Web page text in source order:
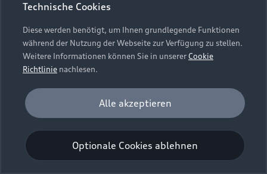
Bordbuch & Bedienungsanleitungen
Verträge kündigen
Vertrag widerrufen
Datenschutz
Audi erleben
Newsletter
Datenschutzinformation
Cookie-Richtlinie
Barrierefreiheit
Digital Services Act
EU Data Act
Embleme am Fahrzeug bei allen Abbildungen auf dieser
Webseite kann abweichen.
Technische Cookies
Diese werden benötigt, um Ihnen grundlegende Funktionen
während der Nutzung der Webseite zur Verfügung zu stellen.
Weitere Informationen können Sie in unsererCookie
Richtlinie nachlesen.
Analyse und Statistik
Performance Cookies sammeln Informationen
darüber, wie unsere Webseite genutzt wird (z. B.
Anzahl der Besuche, Verweildauer). Diese Cookies
werden zur Optimierung der Webseite verwendet.
Optionale Cookies ablehnen
Alle akzeptieren